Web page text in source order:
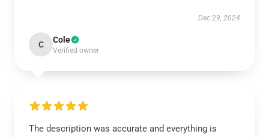
Dec 29, 2024
C Cole
Verified owner
The description was accurate and everything is